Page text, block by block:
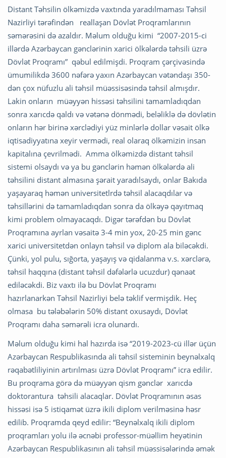
Distant Təhsilin ölkəmizdə vaxtında yaradılmaması Təhsil
Nazirliyi tərəfindən reallaşan Dövlət Proqramlarının
səmərəsini də azaldır. Məlum olduğu kimi “2007-2015-ci
illərdə Azərbaycan gənclərinin xarici ölkələrdə təhsili üzrə
Dövlət Proqramı” qəbul edilmişdi. Proqram çərçivəsində
ümumilikdə 3600 nəfərə yaxın Azərbaycan vətəndaşı 350-
dən çox nüfuzlu ali təhsil müəssisəsində təhsil almışdır.
Lakin onların müəyyən hissəsi təhsilini tamamladıqdan
sonra xarıcdə qaldı və vətənə dönmədi, beləliklə də dövlətin
onların hər birinə xərclədiyi yüz minlərlə dollar vəsait ölkə
iqtisadiyyatına xeyir vermədi, real olaraq ölkəmizin insan
kapitalına çevrilmədi. Amma ölkəmizdə distant təhsil
sistemi olsaydı və ya bu gənclərin həmən ölkələrdə ali
təhsilini distant almasına şərait yaradılsaydı, onlar Bakıda
yaşayaraq həmən universitetlrdə təhsil alacaqdılar və
təhsillərini də tamamladıqdan sonra da ölkəyə qayıtmaq
kimi problem olmayacaqdı. Digər tərəfdən bu Dövlət
Proqramına ayrlan vəsaitə 3-4 min yox, 20-25 min gənc
xarici universitetdən onlayn təhsil və diplom ala biləcəkdi.
Çünki, yol pulu, sığorta, yaşayış və qidalanma v.s. xərclərə,
təhsil haqqına (distant təhsil dəfələrlə ucuzdur) qənaət
ediləcəkdi. Biz vaxtı ilə bu Dövlət Proqramı
hazırlanarkən Təhsil Nazirliyi belə təklif vermişdik. Heç
olmasa bu tələbələrin 50% distant oxusaydı, Dövlət
Proqramı daha səmərəli icra olunardı.
Məlum olduğu kimi hal hazırda isə “2019-2023-cü illər üçün
Azərbaycan Respublikasında ali təhsil sisteminin beynəlxalq
rəqabətliliyinin artırılması üzrə Dövlət Proqramı” icra edilir.
Bu proqrama görə də müəyyən qism gənclər xarıcdə
doktorantura təhsili alacaqlar. Dövlət Proqramının əsas
hissəsi isə 5 istiqamət üzrə ikili diplom verilməsinə həsr
edilib. Proqramda qeyd edilir: “Beynəlxalq ikili diplom
proqramları yolu ilə əcnəbi professor-müəllim heyətinin
Azərbaycan Respublikasının ali təhsil müəssisələrində əmək